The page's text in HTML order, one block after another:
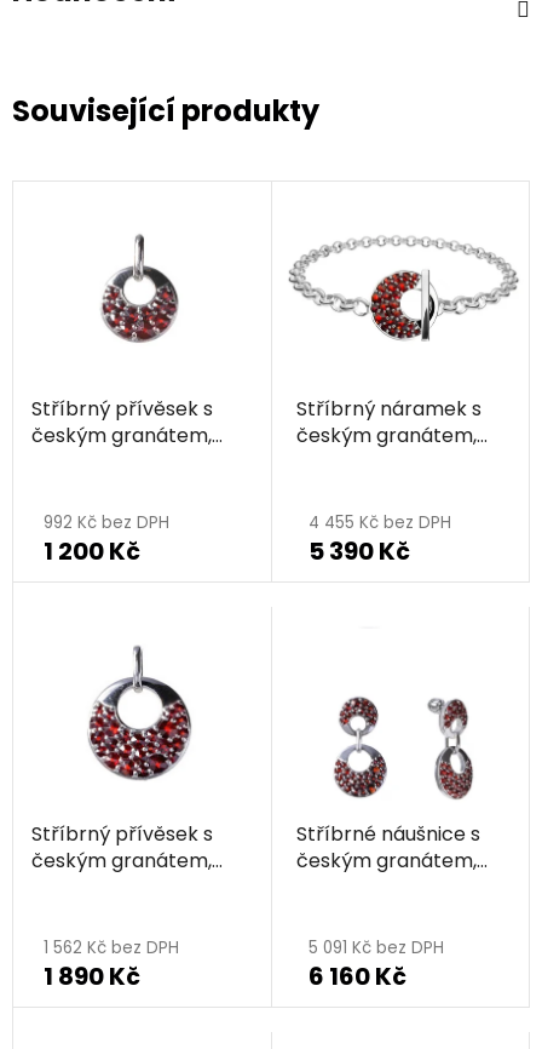
Související produkty
Stříbrný přívěsek s
českým granátem,
992 Kč bez DPH
1 200 Kč
Stříbrný náramek s
českým granátem,
hodnocení
produktu
je
hvězdiček.
4 455 Kč bez DPH
5 390 Kč
Stříbrný přívěsek s
českým granátem,
1 562 Kč bez DPH
1 890 Kč
Stříbrné náušnice s
českým granátem,
5 091 Kč bez DPH
6 160 Kč